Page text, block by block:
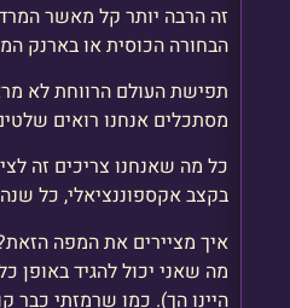
זה הרבה יותר קל מאשר
הבחורה הכוסית או בארנק
תפישת העולם הרווחת לא
מסתכלים אנחנו רואים
כל מה שאנחנו צריכים זה
בקצב אקספוננציאלי, כל
איך מציירים את המפה
מה שאני יכול להגיד באופן
היינו הך). כמו שרמזתי כבר